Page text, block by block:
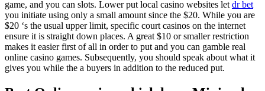
game, and you can slots. Lower put local casino websites let dr bet
you initiate using only a small amount since the $20. While you are
$20 ‘s the usual upper limit, specific court casinos on the internet
ensure it is straight down places. A great $10 or smaller restriction
makes it easier first of all in order to put and you can gamble real
online casino games. Subsequently, you should speak about what it
gives you while the a buyers in addition to the reduced put.